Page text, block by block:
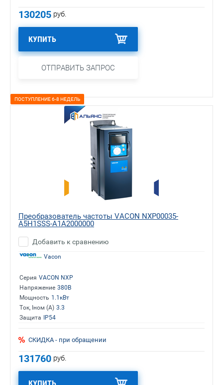
130205 руб.
КУПИТЬ
ОТПРАВИТЬ ЗАПРОС
ПОСТУПЛЕНИЕ 6-8 НЕДЕЛЬ
Преобразователь частоты VACON NXP00035-
A5H1SSS-A1A2000000
Добавить к сравнению
Vacon
Серия VACON NXP
Напряжение 380В
Мощность 1.1кВт
Ток, Iном (А) 3.3
Защита IP54
СКИДКА - при обращении
131760 руб.